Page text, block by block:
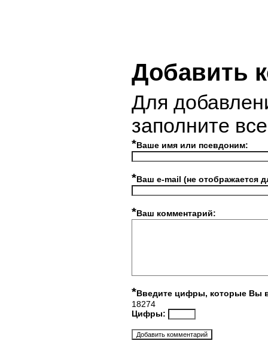
Добавить
Для
заполните
*Ваше имя или псевдоним:
*Ваш e-mail (не отображается
*Ваш комментарий:
*Введите цифры, которые Вы
18274
Цифры: